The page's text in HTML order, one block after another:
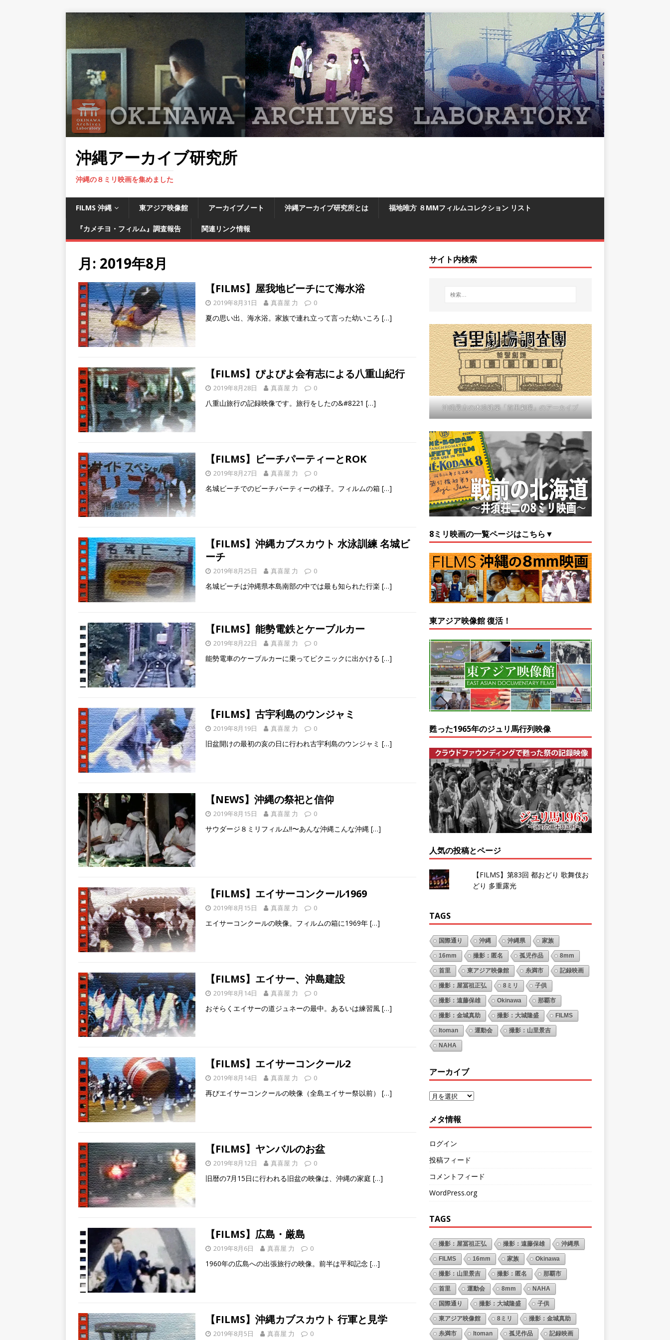
沖縄アーカイブ研究所
沖縄の８ミリ映画を集めました
FILMS 沖縄 東アジア映像館 アーカイブノート 沖縄アーカイブ研究所とは 福地唯方 ８MMフィルムコレクション リスト
『カメチヨ・フィルム』調査報告 関連リンク情報
月: 2019年8月
【FILMS】屋我地ビーチにて海水浴
2019年8月31日 真喜屋 力 0
夏の思い出、海水浴。家族で連れ立って言った幼いころ […]
【FILMS】ぴよぴよ会有志による八重山紀行
2019年8月28日 真喜屋 力 0
八重山旅行の記録映像です。旅行をしたの&#8221 […]
【FILMS】ビーチパーティーとROK
2019年8月27日 真喜屋 力 0
名城ビーチでのビーチパーティーの様子。フィルムの箱 […]
【FILMS】沖縄カブスカウト 水泳訓練 名城ビ
ーチ
2019年8月25日 真喜屋 力 0
名城ビーチは沖縄県本島南部の中では最も知られた行楽 […]
【FILMS】能勢電鉄とケーブルカー
2019年8月22日 真喜屋 力 0
能勢電車のケーブルカーに乗ってピクニックに出かける […]
【FILMS】古宇利島のウンジャミ
2019年8月19日 真喜屋 力 0
旧盆開けの最初の亥の日に行われ古宇利島のウンジャミ […]
【NEWS】沖縄の祭祀と信仰
2019年8月15日 真喜屋 力 0
サウダージ８ミリフィルム!!〜あんな沖縄こんな沖縄 […]
【FILMS】エイサーコンクール1969
2019年8月15日 真喜屋 力 0
エイサーコンクールの映像。フィルムの箱に1969年 […]
【FILMS】エイサー、沖島建設
2019年8月14日 真喜屋 力 0
おそらくエイサーの道ジュネーの最中。あるいは練習風 […]
【FILMS】エイサーコンクール2
2019年8月14日 真喜屋 力 0
再びエイサーコンクールの映像（全島エイサー祭以前） […]
【FILMS】ヤンバルのお盆
2019年8月12日 真喜屋 力 0
旧暦の7月15日に行われる旧盆の映像は、沖縄の家庭 […]
【FILMS】広島・厳島
2019年8月6日 真喜屋 力 0
1960年の広島への出張旅行の映像。前半は平和記念 […]
【FILMS】沖縄カブスカウト 行軍と見学
2019年8月5日 真喜屋 力 0
サイト内検索
沖縄最古の木造建築「首里劇場」のアーカイブ
8ミリ映画の一覧ページはこちら▼
東アジア映像館 復活！
甦った1965年のジュリ馬行列映像
人気の投稿とページ
【FILMS】第83回 都おどり 歌舞伎お
どり 多重露光
TAGS
国際通り 沖縄 沖縄県 家族
16mm 撮影：匿名 孤児作品 8mm
首里 東アジア映像館 糸満市 記録映画
撮影：屋冨祖正弘 8ミリ 子供
撮影：遠藤保雄 Okinawa 那覇市
撮影：金城真助 撮影：大城隆盛 FILMS
Itoman 運動会 撮影：山里景吉
NAHA
アーカイブ
メタ情報
ログイン
投稿フィード
コメントフィード
WordPress.org
TAGS
撮影：屋冨祖正弘 撮影：遠藤保雄 沖縄県
FILMS 16mm 家族 Okinawa
撮影：山里景吉 撮影：匿名 那覇市
首里 運動会 8mm NAHA
国際通り 撮影：大城隆盛 子供
東アジア映像館 8ミリ 撮影：金城真助
糸満市 Itoman 孤児作品 記録映画